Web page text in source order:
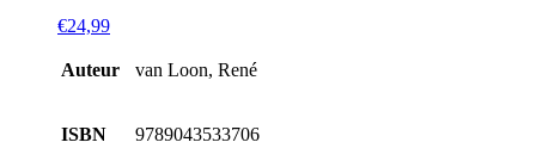
€24,99
Auteur van Loon, René
ISBN 9789043533706